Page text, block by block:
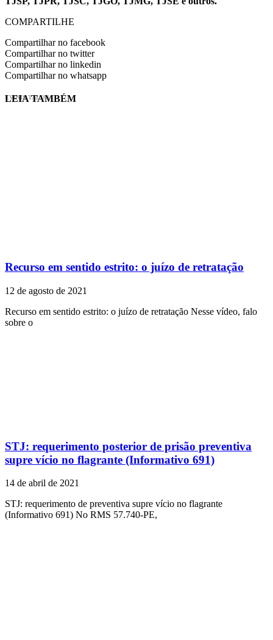
COMPARTILHE
Compartilhar no facebook
Compartilhar no twitter
Compartilhar no linkedin
Compartilhar no whatsapp
EVINIS TALON
LEIA TAMBÉM
Recurso em sentido estrito: o juízo de retratação
12 de agosto de 2021
Recurso em sentido estrito: o juízo de retratação Nesse vídeo, falo
sobre o
STJ: requerimento posterior de prisão preventiva
supre vício no flagrante (Informativo 691)
14 de abril de 2021
STJ: requerimento de preventiva supre vício no flagrante
(Informativo 691) No RMS 57.740-PE,